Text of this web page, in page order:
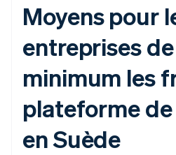
Moyens pour
entreprises
minimum les
plateforme
en Suède